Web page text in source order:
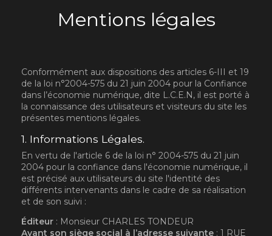
Mentions légales
Conformément aux dispositions des articles 6-III et 19
de la loi n°2004-575 du 21 juin 2004 pour la Confiance
dans l’économie numérique, dite L.C.E.N, il est porté à
la connaissance des utilisateurs et visiteurs du site les
présentes mentions légales.
1. Informations Légales.
En vertu de l'article 6 de la loi n° 2004-575 du 21 juin
2004 pour la confiance dans l'économie numérique, il
est précisé aux utilisateurs du site l'identité des
différents intervenants dans le cadre de sa réalisation
et de son suivi :
Éditeur : Monsieur CHARLES TONDEUR
Ayant son siège social à l’adresse suivante : 1 RUE